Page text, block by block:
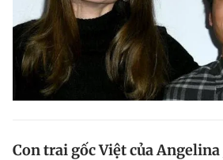
Con trai gốc Việt của